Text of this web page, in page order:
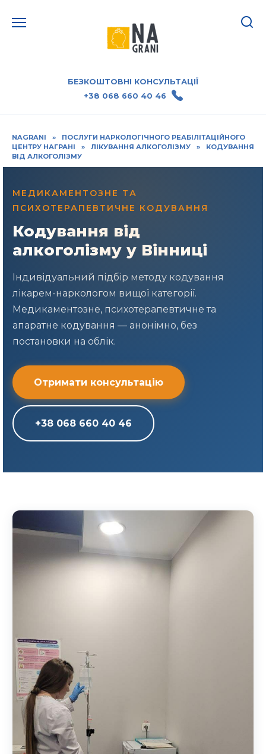
БЕЗКОШТОВНІ КОНСУЛЬТАЦІЇ
+38 068 660 40 46
NAGRANI »
ПОСЛУГИ НАРКОЛОГІЧНОГО РЕАБІЛІТАЦІЙНОГО
ЦЕНТРУ НАГРАНІ
» ЛІКУВАННЯ АЛКОГОЛІЗМУ »
КОДУВАННЯ
ВІД АЛКОГОЛІЗМУ
МЕДИКАМЕНТОЗНЕ ТА
ПСИХОТЕРАПЕВТИЧНЕ КОДУВАННЯ
Кодування від
алкоголізму у Вінниці
Індивідуальний підбір методу кодування
лікарем-наркологом вищої категорії.
Медикаментозне, психотерапевтичне та
апаратне кодування — анонімно, без
постановки на облік.
Отримати консультацію
+38 068 660 40 46